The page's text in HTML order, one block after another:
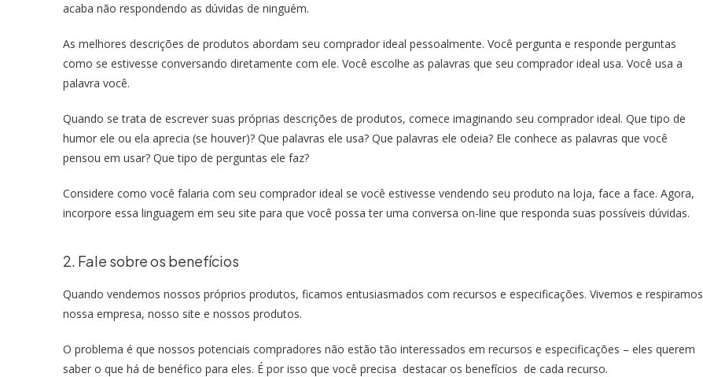
acaba não respondendo as dúvidas de ninguém.
As melhores descrições de produtos abordam seu comprador ideal pessoalmente. Você pergunta e responde perguntas
como se estivesse conversando diretamente com ele. Você escolhe as palavras que seu comprador ideal usa. Você usa a
palavra você.
Quando se trata de escrever suas próprias descrições de produtos, comece imaginando seu comprador ideal. Que tipo de
humor ele ou ela aprecia (se houver)? Que palavras ele usa? Que palavras ele odeia? Ele conhece as palavras que você
pensou em usar? Que tipo de perguntas ele faz?
Considere como você falaria com seu comprador ideal se você estivesse vendendo seu produto na loja, face a face. Agora,
incorpore essa linguagem em seu site para que você possa ter uma conversa on-line que responda suas possíveis dúvidas.
2. Fale sobre os benefícios
Quando vendemos nossos próprios produtos, ficamos entusiasmados com recursos e especificações. Vivemos e respiramos
nossa empresa, nosso site e nossos produtos.
O problema é que nossos potenciais compradores não estão tão interessados em recursos e especificações – eles querem
saber o que há de benéfico para eles. É por isso que você precisa destacar os benefícios de cada recurso.